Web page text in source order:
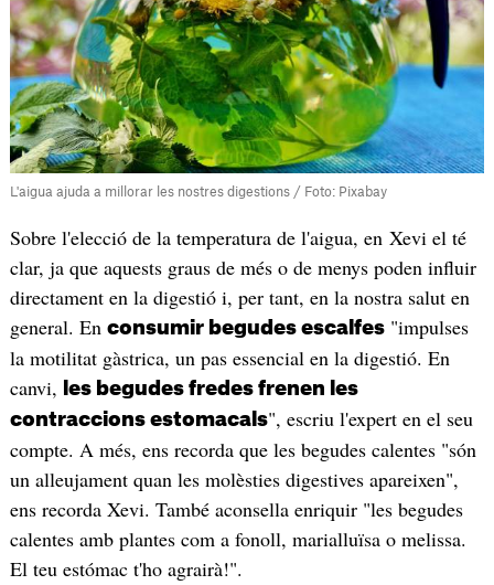
L'aigua ajuda a millorar les nostres digestions / Foto: Pixabay
Sobre l'elecció de la temperatura de l'aigua, en Xevi el té
clar, ja que aquests graus de més o de menys poden influir
directament en la digestió i, per tant, en la nostra salut en
general. En consumir begudes escalfes"impulses
la motilitat gàstrica, un pas essencial en la digestió. En
canvi,
les begudes fredes frenen les
contraccions estomacals", escriu l'expert en el seu
compte. A més, ens recorda que les begudes calentes "són
un alleujament quan les molèsties digestives apareixen",
ens recorda Xevi. També aconsella enriquir "les begudes
calentes amb plantes com a fonoll, marialluïsa o melissa.
El teu estómac t'ho agrairà!".